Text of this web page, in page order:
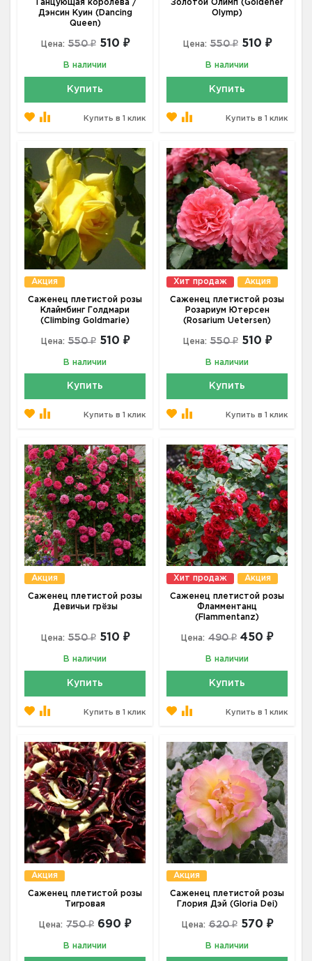
Танцующая королева /
Дэнсин Куин (Dancing
Queen)
Цена: 550 ₽ 510 ₽
В наличии
Купить
Купить в 1 клик
Золотой Олимп (Goldener
Olymp)
Цена: 550 ₽ 510 ₽
В наличии
Купить
Купить в 1 клик
Акция
Саженец плетистой розы
Клаймбинг Голдмари
(Climbing Goldmarie)
Цена: 550 ₽ 510 ₽
В наличии
Купить
Купить в 1 клик
Хит продаж Акция
Саженец плетистой розы
Розариум Ютерсен
(Rosarium Uetersen)
Цена: 550 ₽ 510 ₽
В наличии
Купить
Купить в 1 клик
Акция
Саженец плетистой розы
Девичьи грёзы
Цена: 550 ₽ 510 ₽
В наличии
Купить
Купить в 1 клик
Хит продаж Акция
Саженец плетистой розы
Фламментанц
(Flammentanz)
Цена: 490 ₽ 450 ₽
В наличии
Купить
Купить в 1 клик
Акция
Саженец плетистой розы
Тигровая
Цена: 750 ₽ 690 ₽
В наличии
Акция
Саженец плетистой розы
Глория Дэй (Gloria Dei)
Цена: 620 ₽ 570 ₽
В наличии